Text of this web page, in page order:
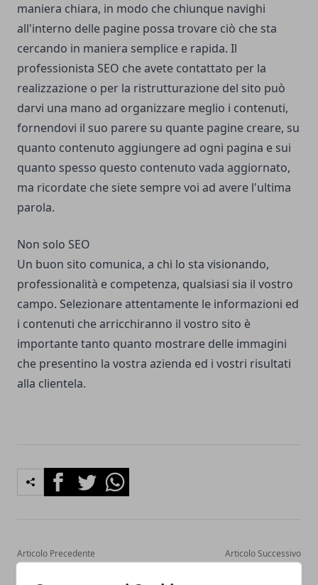
maniera chiara, in modo che chiunque navighi
all'interno delle pagine possa trovare ciò che sta
cercando in maniera semplice e rapida. Il
professionista SEO che avete contattato per la
realizzazione o per la ristrutturazione del sito può
darvi una mano ad organizzare meglio i contenuti,
fornendovi il suo parere su quante pagine creare, su
quanto contenuto aggiungere ad ogni pagina e sui
quanto spesso questo contenuto vada aggiornato,
ma ricordate che siete sempre voi ad avere l'ultima
parola.
Non solo SEO
Un buon sito comunica, a chi lo sta visionando,
professionalità e competenza, qualsiasi sia il vostro
campo. Selezionare attentamente le informazioni ed
i contenuti che arricchiranno il vostro sito è
importante tanto quanto mostrare delle immagini
che presentino la vostra azienda ed i vostri risultati
alla clientela.
FacebookTwitterWhatsapp
Articolo Precedente Articolo Successivo